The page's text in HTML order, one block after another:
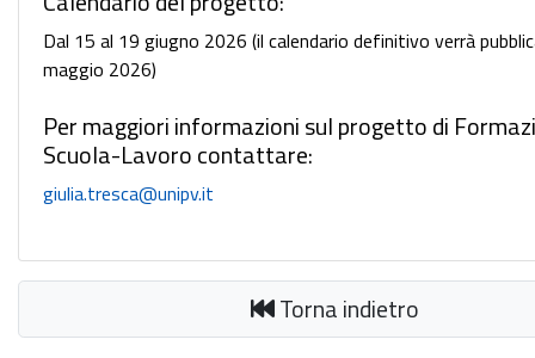
Dal 15 al 19 giugno 2026 (il calendario definitivo verrà
maggio 2026)
Per maggiori informazioni sul progetto di
Scuola-Lavoro contattare:
giulia.tresca@unipv.it
Torna indietro